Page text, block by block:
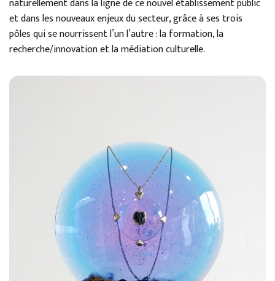
naturellement dans la ligne de ce nouvel établissement public
et dans les nouveaux enjeux du secteur, grâce à ses trois
pôles qui se nourrissent l’un l’autre : la formation, la
recherche/innovation et la médiation culturelle.